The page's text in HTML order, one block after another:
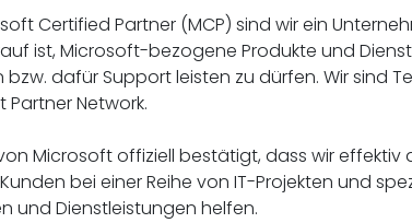
Certified Partner (MCP) sind wir ein
ist, Microsoft-bezogene Produkte und
dafür Support leisten zu dürfen. Wir sind
Partner Network.
Microsoft offiziell bestätigt, dass wir effektiv
bei einer Reihe von IT-Projekten und
und Dienstleistungen helfen.